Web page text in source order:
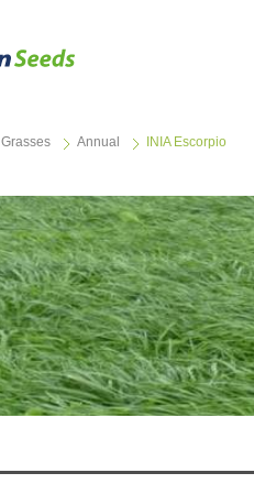
Grasses Annual INIA Escorpio